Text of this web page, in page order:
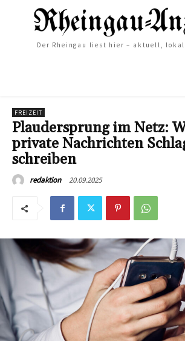
Der Rheingau liest hier – aktuell,
FREIZEIT
Plaudersprung im Netz:
private Nachrichten
schreiben
redaktion 20.09.2025